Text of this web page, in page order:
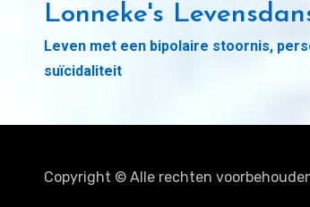
Lonneke's
Leven met een bipolaire stoornis,
suïcidaliteit
Copyright © Alle rechten